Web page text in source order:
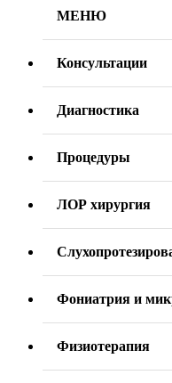
МЕНЮ
Консультации
Диагностика
Процедуры
ЛОР хирургия
Фониатрия и
Физиотерапия